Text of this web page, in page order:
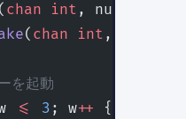
( chan int , numJobs)
( chan int ,
を起動
<= 3 ; w++ {